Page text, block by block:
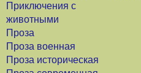
Приключения с
животными
Проза
Проза военная
Проза историческая